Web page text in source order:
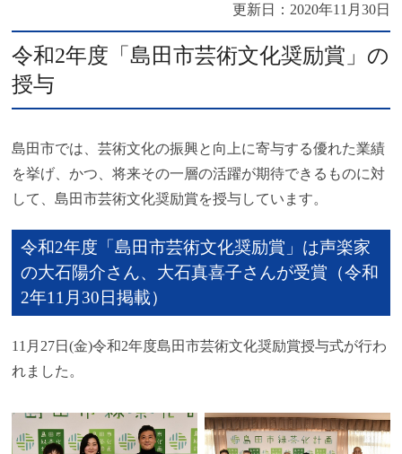
更新日： 2020年11月30日
令和2年度「島田市芸術文化奨励賞」の
授与
島田市では、芸術文化の振興と向上に寄与する優れた業績
を挙げ、かつ、将来その一層の活躍が期待できるものに対
して、島田市芸術文化奨励賞を授与しています。
令和2年度「島田市芸術文化奨励賞」は声楽家
の大石陽介さん、大石真喜子さんが受賞（令和
2年11月30日掲載）
11月27日(金)令和2年度島田市芸術文化奨励賞授与式が行わ
れました。